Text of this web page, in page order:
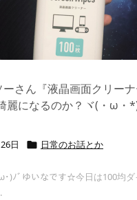
さん『液晶画面クリー
麗になるのか？ヾ(・ω・
日  日常のお話とか
･)ﾉﾞゆいなです☆今日は100均